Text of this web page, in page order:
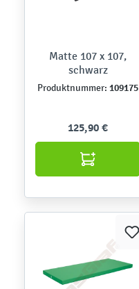
Matte 107 x 107,
schwarz
Produktnummer: 109175
125,90 €